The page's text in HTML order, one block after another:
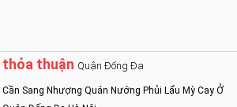
thỏa thuận Quận Đống Đa
Cần Sang Nhượng Quán Nướng Phủi Lẩu Mỳ Cay Ở